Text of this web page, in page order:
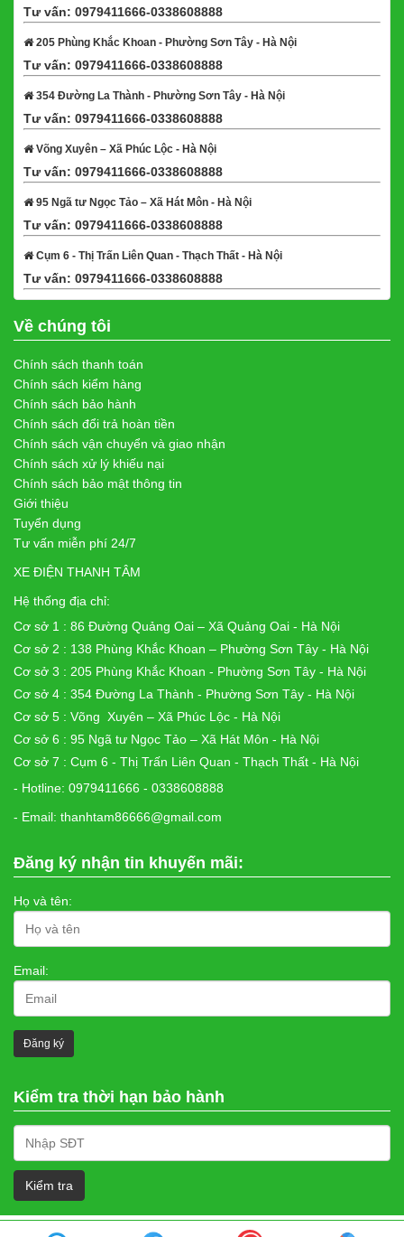
Tư vấn: 0979411666-0338608888
205 Phùng Khắc Khoan - Phường Sơn Tây - Hà Nội
Tư vấn: 0979411666-0338608888
354 Đường La Thành - Phường Sơn Tây - Hà Nội
Tư vấn: 0979411666-0338608888
Võng Xuyên – Xã Phúc Lộc - Hà Nội
Tư vấn: 0979411666-0338608888
95 Ngã tư Ngọc Tảo – Xã Hát Môn - Hà Nội
Tư vấn: 0979411666-0338608888
Cụm 6 - Thị Trấn Liên Quan - Thạch Thất - Hà Nội
Tư vấn: 0979411666-0338608888
Về chúng tôi
Chính sách thanh toán
Chính sách kiểm hàng
Chính sách bảo hành
Chính sách đổi trả hoàn tiền
Chính sách vận chuyển và giao nhận
Chính sách xử lý khiếu nại
Chính sách bảo mật thông tin
Giới thiệu
Tuyển dụng
Tư vấn miễn phí 24/7
XE ĐIỆN THANH TÂM
Hệ thống địa chỉ:
Cơ sở 1 : 86 Đường Quảng Oai – Xã Quảng Oai - Hà Nội
Cơ sở 2 : 138 Phùng Khắc Khoan – Phường Sơn Tây - Hà Nội
Cơ sở 3 : 205 Phùng Khắc Khoan - Phường Sơn Tây - Hà Nội
Cơ sở 4 : 354 Đường La Thành - Phường Sơn Tây - Hà Nội
Cơ sở 5 : Võng Xuyên – Xã Phúc Lộc - Hà Nội
Cơ sở 6 : 95 Ngã tư Ngọc Tảo – Xã Hát Môn - Hà Nội
Cơ sở 7 : Cụm 6 - Thị Trấn Liên Quan - Thạch Thất - Hà Nội
- Hotline: 0979411666 - 0338608888
- Email: thanhtam86666@gmail.com
Đăng ký nhận tin khuyến mãi:
Họ và tên:
Email:
Kiểm tra thời hạn bảo hành